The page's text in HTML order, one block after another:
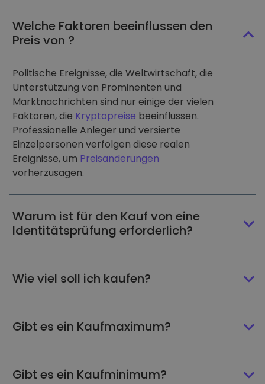
Welche Faktoren beeinflussen den
Preis von ?
Politische Ereignisse, die Weltwirtschaft, die
Unterstützung von Prominenten und
Marktnachrichten sind nur einige der vielen
Faktoren, die Kryptopreise beeinflussen.
Professionelle Anleger und versierte
Einzelpersonen verfolgen diese realen
Ereignisse, um Preisänderungen
vorherzusagen.
Warum ist für den Kauf von eine
Identitätsprüfung erforderlich?
Wie viel soll ich kaufen?
Gibt es ein Kaufmaximum?
Gibt es ein Kaufminimum?